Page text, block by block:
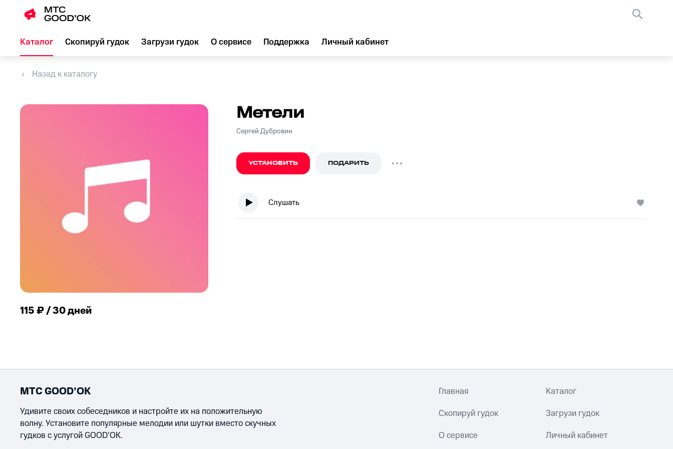
Каталог Скопируй гудок Загрузи гудок О сервисе Поддержка Личный кабинет
Назад к каталогу
115 ₽ / 30 дней
Метели
Сергей Дубровин
УСТАНОВИТЬ ПОДАРИТЬ
Слушать
МТС GOOD’OK
Удивите своих собеседников и настройте их на положительную
волну. Установите популярные мелодии или шутки вместо скучных
гудков с услугой GOOD’OK.
Главная Каталог
Скопируй гудок Загрузи гудок
О сервисе Личный кабинет